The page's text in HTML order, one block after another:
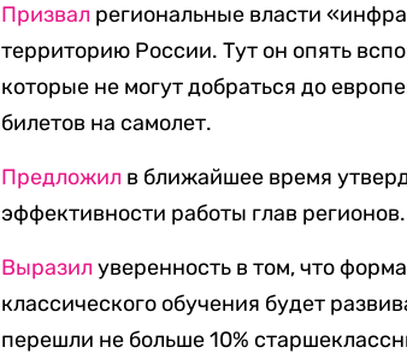
Призвал региональные власти
территорию России. Тут он опять
которые не могут добраться до
билетов на самолет.
Предложил в ближайшее время
эффективности работы глав регионов.
Выразил уверенность в том, что
классического обучения будет
перешли не больше 10%